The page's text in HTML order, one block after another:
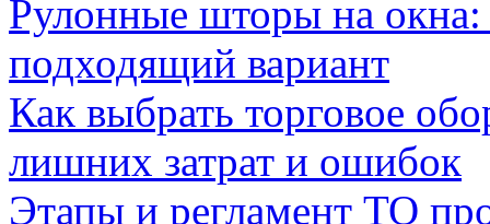
Рулонные шторы на
подходящий вариант
Как выбрать торговое
лишних затрат и ошибок
Этапы и регламент ТО